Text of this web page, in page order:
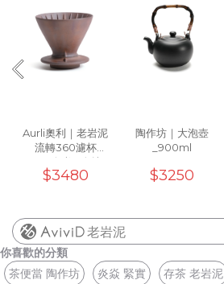
Aurli奧利｜老岩泥
流轉360濾杯
_02(炎焱)5次燒
$3480
陶作坊｜大泡壺
_900ml
$3250
老岩泥
你喜歡的分類
茶便當 陶作坊
炎焱 緊實 存茶 老岩泥